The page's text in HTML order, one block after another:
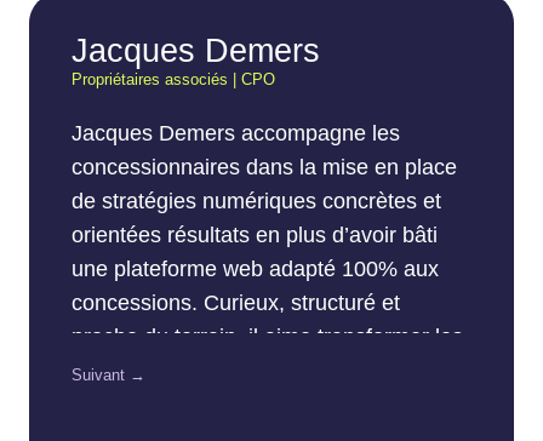
Jacques Demers
Propriétaires associés | CPO
Jacques Demers accompagne les
concessionnaires dans la mise en place
de stratégies numériques concrètes et
orientées résultats en plus d’avoir bâti
une plateforme web adapté 100% aux
concessions. Curieux, structuré et
proche du terrain, il aime transformer les
données en actions simples pour les
Suivant →